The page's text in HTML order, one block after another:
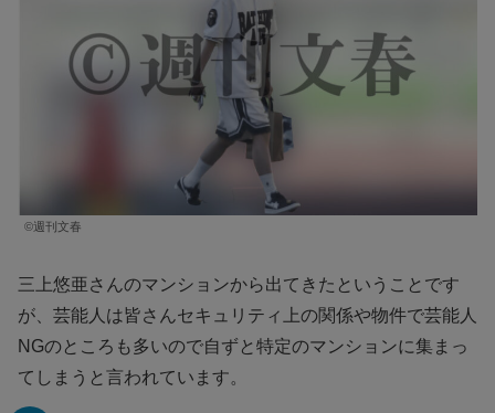
©︎週刊文春
三上悠亜さんのマンションから出てきたということです
が、芸能人は皆さんセキュリティ上の関係や物件で芸能人
NGのところも多いので自ずと特定のマンションに集まっ
てしまうと言われています。